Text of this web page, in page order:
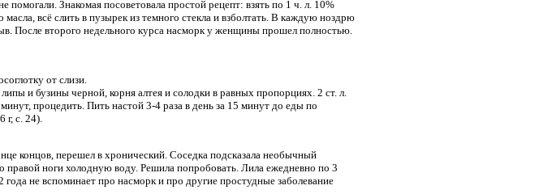
Знакомая посоветовала простой рецепт: взять по 1 ч. л. 10%
всё слить в пузырек из темного стекла и взболтать. В каждую ноздрю
После второго недельного курса насморк у женщины прошел полностью.
от слизи.
и бузины черной, корня алтея и солодки в равных пропорциях. 2 ст. л.
процедить. Пить настой 3-4 раза в день за 15 минут до еды по
г, с. 24).
концов, перешел в хронический. Соседка подсказала необычный
ноги холодную воду. Решила попробовать. Лила ежедневно по 3
не вспоминает про насморк и про другие простудные заболевание